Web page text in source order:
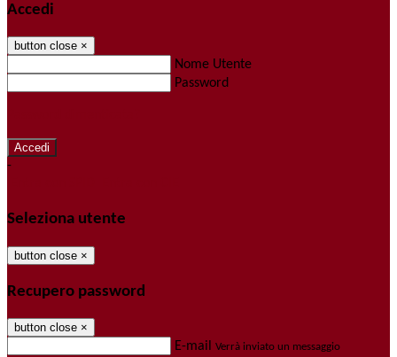
Accedi
button close ×
Nome Utente
Password
-
Seleziona utente
button close ×
Recupero password
button close ×
E-mail Verrà inviato un messaggio